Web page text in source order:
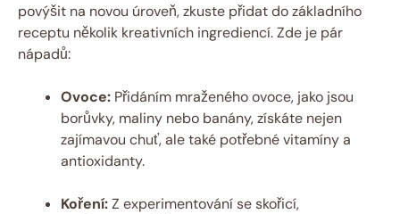
povýšit na novou úroveň, zkuste přidat do základního
receptu několik kreativních ingrediencí. Zde je pár
nápadů:
Ovoce: Přidáním mraženého ovoce, jako jsou
borůvky, maliny nebo banány, získáte nejen
zajímavou chuť, ale také potřebné vitamíny a
antioxidanty.
Koření:Z experimentování se skořicí,